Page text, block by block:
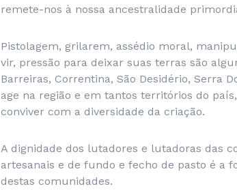
remete-nos à nossa ancestralidade
Pistolagem, grilarem, assédio moral,
vir, pressão para deixar suas terras são
Barreiras, Correntina, São Desidério, Serra
age na região e em tantos territórios do
conviver com a diversidade da criação.
A dignidade dos lutadores e lutadoras das
artesanais e de fundo e fecho de pasto é a
destas comunidades.